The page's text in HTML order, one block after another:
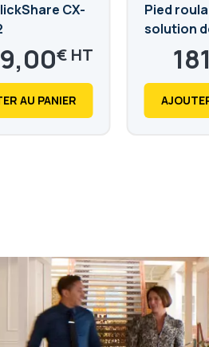
CX-
€
AU PANIER
Pied
solution
75 pouces